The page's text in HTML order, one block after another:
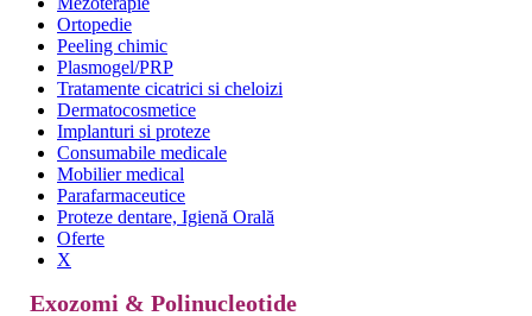
Ortopedie
Peeling chimic
Plasmogel/PRP
Tratamente cicatrici si cheloizi
Dermatocosmetice
Implanturi si proteze
Consumabile medicale
Mobilier medical
Parafarmaceutice
Proteze dentare, Igienă Orală
Oferte
X
Exozomi & Polinucleotide